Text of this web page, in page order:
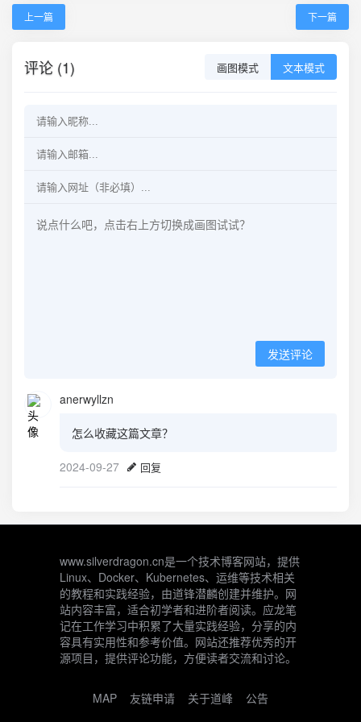
上一篇 下一篇
评论 (1) 画图模式 文本模式
发送评论
anerwyllzn
怎么收藏这篇文章？
2024-09-27 回复
www.silverdragon.cn是一个技术博客网站，提供
Linux、Docker、Kubernetes、运维等技术相关
的教程和实践经验，由道锋潜麟创建并维护。网
站内容丰富，适合初学者和进阶者阅读。应龙笔
记在工作学习中积累了大量实践经验，分享的内
容具有实用性和参考价值。网站还推荐优秀的开
源项目，提供评论功能，方便读者交流和讨论。
MAP 友链申请 关于道峰 公告